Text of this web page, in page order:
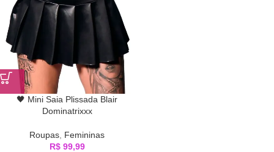
🖤 Mini Saia Plissada Blair
Dominatrixxx
Roupas Femininas
R$99,99